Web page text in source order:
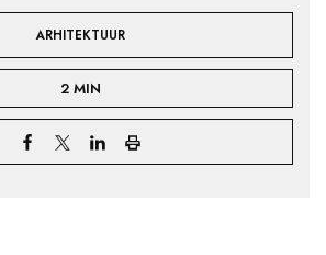
ARHITEKTUUR
2 MIN